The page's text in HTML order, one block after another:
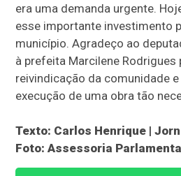
era uma demanda urgente.
esse importante investimento
município. Agradeço ao
à prefeita Marcilene
reivindicação da comunidade
execução de uma obra tão
Texto: Carlos Henrique |
Foto: Assessoria